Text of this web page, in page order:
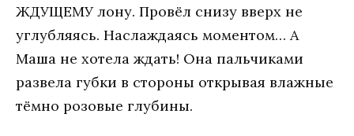
ЖДУЩЕМУ лону. Провёл снизу вверх не
углубляясь. Наслаждаясь моментом… А
Маша не хотела ждать! Она пальчиками
развела губки в стороны открывая влажные
тёмно розовые глубины.